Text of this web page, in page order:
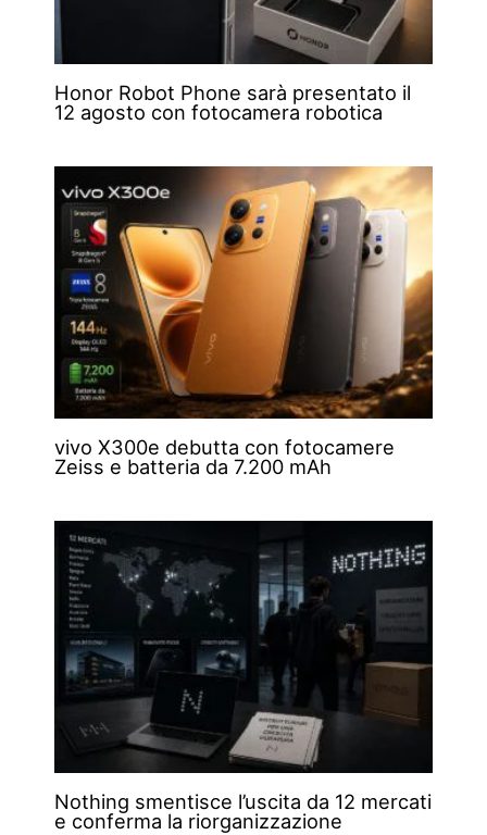
Honor Robot Phone sarà presentato il
12 agosto con fotocamera robotica
vivo X300e debutta con fotocamere
Zeiss e batteria da 7.200 mAh
Nothing smentisce l’uscita da 12 mercati
e conferma la riorganizzazione